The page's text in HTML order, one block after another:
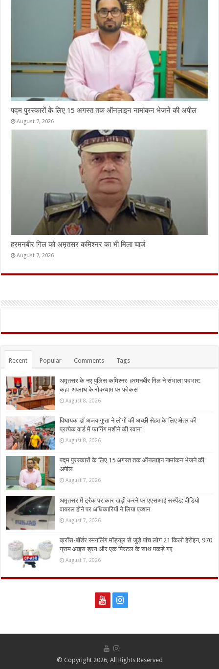
पद्म पुरस्कारों के लिए 15 अगस्त तक ऑनलाइन नामांकन भेजने की अपील
August 7, 2026
हरमनबीर गिल को अमृतसर कमिश्नर का भी मिला चार्ज
August 7, 2026
Recent Popular Comments Tags
अमृतसर के नए पुलिस कमिश्नर हरमनबीर गिल ने संभाला पदभार:
कहा-अपराध के रोकथाम पर फोकस
August 8, 2026
विधायक डॉ अजय गुप्ता ने लोगों की अच्छी सेहत के लिए क्षेत्र की
प्रत्येक वार्ड में फागिंग मशीने की रवाना
August 8, 2026
पद्म पुरस्कारों के लिए 15 अगस्त तक ऑनलाइन नामांकन भेजने की
अपील
August 7, 2026
अमृतसर में ट्रैक पर कार खड़ी करने पर एएसआई सस्पेंड: वीडियो
वायरल होने पर अधिकारियों ने लिया एक्शन
August 7, 2026
क्रॉस-बॉर्डर स्मगलिंग मॉड्यूल से जुड़े पांच लोग 21 किलो हेरोइन, 970
ग्राम आइस ड्रग और एक पिस्टल के साथ पकड़े गए
August 7, 2026
© Copyright 2026, All Rights Reserved